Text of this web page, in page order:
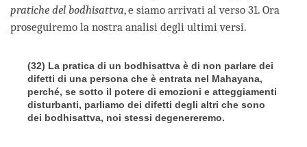
pratiche del bodhisattva, e siamo arrivati al verso 31. Ora
proseguiremo la nostra analisi degli ultimi versi.
(32) La pratica di un bodhisattva è di non parlare dei
difetti di una persona che è entrata nel Mahayana,
perché, se sotto il potere di emozioni e atteggiamenti
disturbanti, parliamo dei difetti degli altri che sono
dei bodhisattva, noi stessi degenereremo.